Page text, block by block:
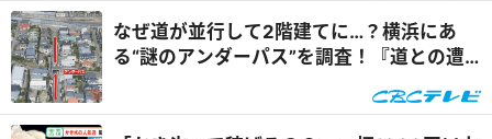
なぜ道が並行して2階建てに…？横浜にあ
る“謎のアンダーパス”を調査！『道との遭